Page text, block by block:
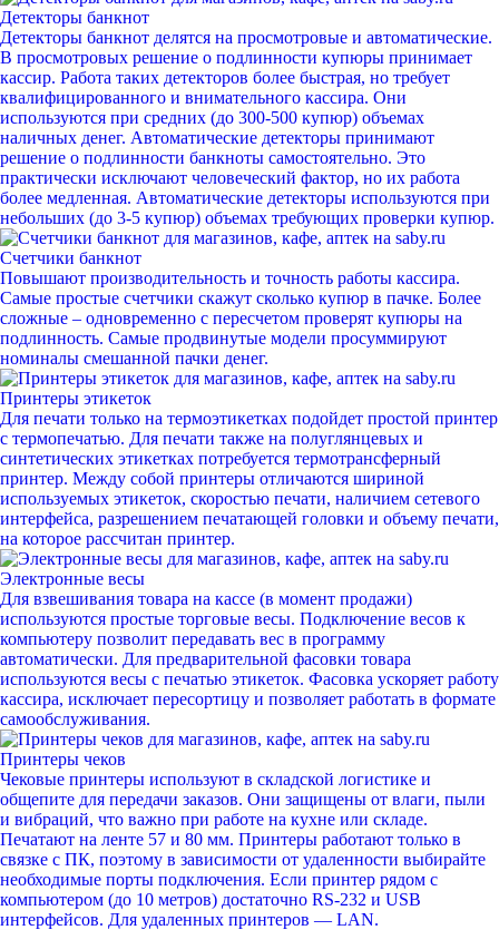
Детекторы банкнот
Детекторы банкнот делятся на просмотровые и автоматические.
В просмотровых решение о подлинности купюры принимает
кассир. Работа таких детекторов более быстрая, но требует
квалифицированного и внимательного кассира. Они
используются при средних (до 300-500 купюр) объемах
наличных денег. Автоматические детекторы принимают
решение о подлинности банкноты самостоятельно. Это
практически исключают человеческий фактор, но их работа
более медленная. Автоматические детекторы используются при
небольших (до 3-5 купюр) объемах требующих проверки купюр.
Счетчики банкнот
Повышают производительность и точность работы кассира.
Самые простые счетчики скажут сколько купюр в пачке. Более
сложные – одновременно с пересчетом проверят купюры на
подлинность. Самые продвинутые модели просуммируют
номиналы смешанной пачки денег.
Принтеры этикеток
Для печати только на термоэтикетках подойдет простой принтер
с термопечатью. Для печати также на полуглянцевых и
синтетических этикетках потребуется термотрансферный
принтер. Между собой принтеры отличаются шириной
используемых этикеток, скоростью печати, наличием сетевого
интерфейса, разрешением печатающей головки и объему печати,
на которое рассчитан принтер.
Электронные весы
Для взвешивания товара на кассе (в момент продажи)
используются простые торговые весы. Подключение весов к
компьютеру позволит передавать вес в программу
автоматически. Для предварительной фасовки товара
используются весы с печатью этикеток. Фасовка ускоряет работу
кассира, исключает пересортицу и позволяет работать в формате
самообслуживания.
Принтеры чеков
Чековые принтеры используют в складской логистике и
общепите для передачи заказов. Они защищены от влаги, пыли
и вибраций, что важно при работе на кухне или складе.
Печатают на ленте 57 и 80 мм. Принтеры работают только в
связке с ПК, поэтому в зависимости от удаленности выбирайте
необходимые порты подключения. Если принтер рядом с
компьютером (до 10 метров) достаточно RS-232 и USB
интерфейсов. Для удаленных принтеров — LAN.